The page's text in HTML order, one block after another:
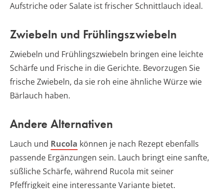
Aufstriche oder Salate ist frischer Schnittlauch ideal.
Zwiebeln und Frühlingszwiebeln
Zwiebeln und Frühlingszwiebeln bringen eine leichte
Schärfe und Frische in die Gerichte. Bevorzugen Sie
frische Zwiebeln, da sie roh eine ähnliche Würze wie
Bärlauch haben.
Andere Alternativen
Lauch und Rucola können je nach Rezept ebenfalls
passende Ergänzungen sein. Lauch bringt eine sanfte,
süßliche Schärfe, während Rucola mit seiner
Pfeffrigkeit eine interessante Variante bietet.